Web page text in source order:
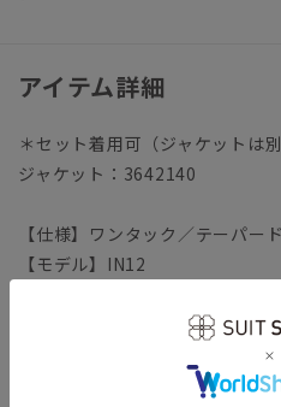
アイテム詳細
＊セット着用可（ジャケットは
ジャケット：3642140
【仕様】ワンタック／テーパー
【モデル】IN12
細を必ずご確認下さい。